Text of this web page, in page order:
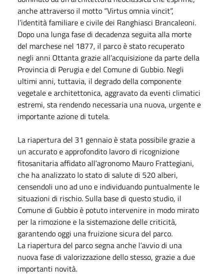
anche attraverso il motto “Virtus omnia vincit”,
l’identità familiare e civile dei Ranghiasci Brancaleoni.
Dopo una lunga fase di decadenza seguita alla morte
del marchese nel 1877, il parco è stato recuperato
negli anni Ottanta grazie all’acquisizione da parte della
Provincia di Perugia e del Comune di Gubbio. Negli
ultimi anni, tuttavia, il degrado della componente
vegetale e architettonica, aggravato da eventi climatici
estremi, sta rendendo necessaria una nuova, urgente e
importante azione di tutela.
La riapertura del 31 gennaio è stata possibile grazie a
un accurato e approfondito lavoro di ricognizione
fitosanitaria affidato all’agronomo Mauro Frattegiani,
che ha analizzato lo stato di salute di 520 alberi,
censendoli uno ad uno e individuando puntualmente le
situazioni di rischio. Sulla base di questo studio, il
Comune di Gubbio è potuto intervenire in modo mirato
per la rimozione e la sistemazione delle criticità,
garantendo oggi una fruizione sicura del parco.
La riapertura del parco segna anche l’avvio di una
nuova fase di valorizzazione dello stesso, grazie a due
importanti novità.